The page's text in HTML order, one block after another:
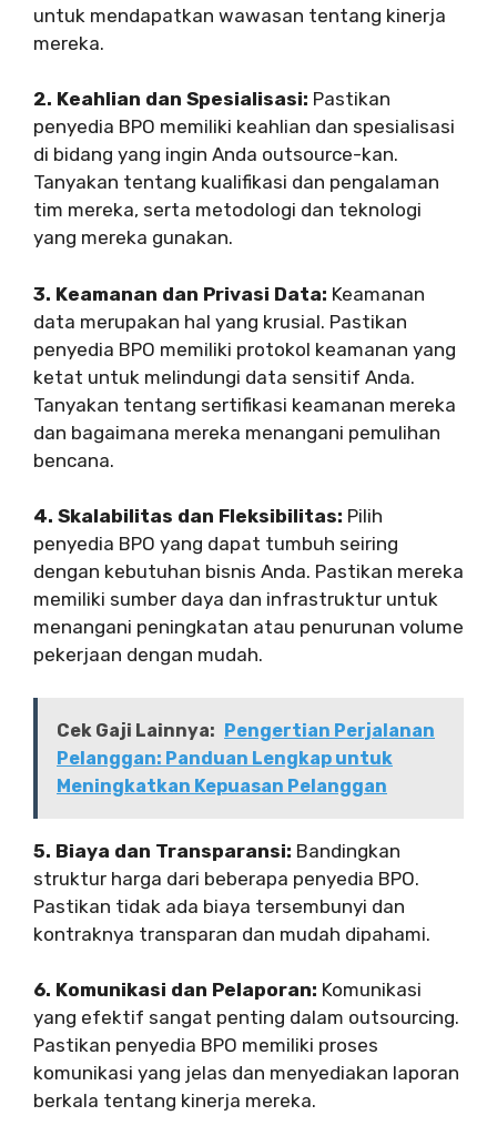
untuk mendapatkan wawasan tentang kinerja
mereka.
2. Keahlian dan Spesialisasi: Pastikan
penyedia BPO memiliki keahlian dan spesialisasi
di bidang yang ingin Anda outsource-kan.
Tanyakan tentang kualifikasi dan pengalaman
tim mereka, serta metodologi dan teknologi
yang mereka gunakan.
3. Keamanan dan Privasi Data: Keamanan
data merupakan hal yang krusial. Pastikan
penyedia BPO memiliki protokol keamanan yang
ketat untuk melindungi data sensitif Anda.
Tanyakan tentang sertifikasi keamanan mereka
dan bagaimana mereka menangani pemulihan
bencana.
4. Skalabilitas dan Fleksibilitas: Pilih
penyedia BPO yang dapat tumbuh seiring
dengan kebutuhan bisnis Anda. Pastikan mereka
memiliki sumber daya dan infrastruktur untuk
menangani peningkatan atau penurunan volume
pekerjaan dengan mudah.
Cek Gaji Lainnya: Pengertian Perjalanan
Pelanggan: Panduan Lengkap untuk
Meningkatkan Kepuasan Pelanggan
5. Biaya dan Transparansi: Bandingkan
struktur harga dari beberapa penyedia BPO.
Pastikan tidak ada biaya tersembunyi dan
kontraknya transparan dan mudah dipahami.
6. Komunikasi dan Pelaporan: Komunikasi
yang efektif sangat penting dalam outsourcing.
Pastikan penyedia BPO memiliki proses
komunikasi yang jelas dan menyediakan laporan
berkala tentang kinerja mereka.